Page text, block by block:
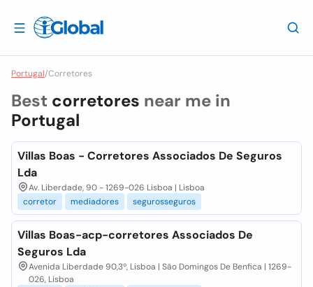
Portugal/Corretores
Best corretores near me in
Portugal
Villas Boas - Corretores Associados De Seguros
Lda
Av. Liberdade, 90 - 1269-026 Lisboa | Lisboa
corretor
mediadores segurosseguros
Villas Boas-acp-corretores Associados De
Seguros Lda
Avenida Liberdade 90,3º, Lisboa | São Domingos De Benfica | 1269-
026, Lisboa